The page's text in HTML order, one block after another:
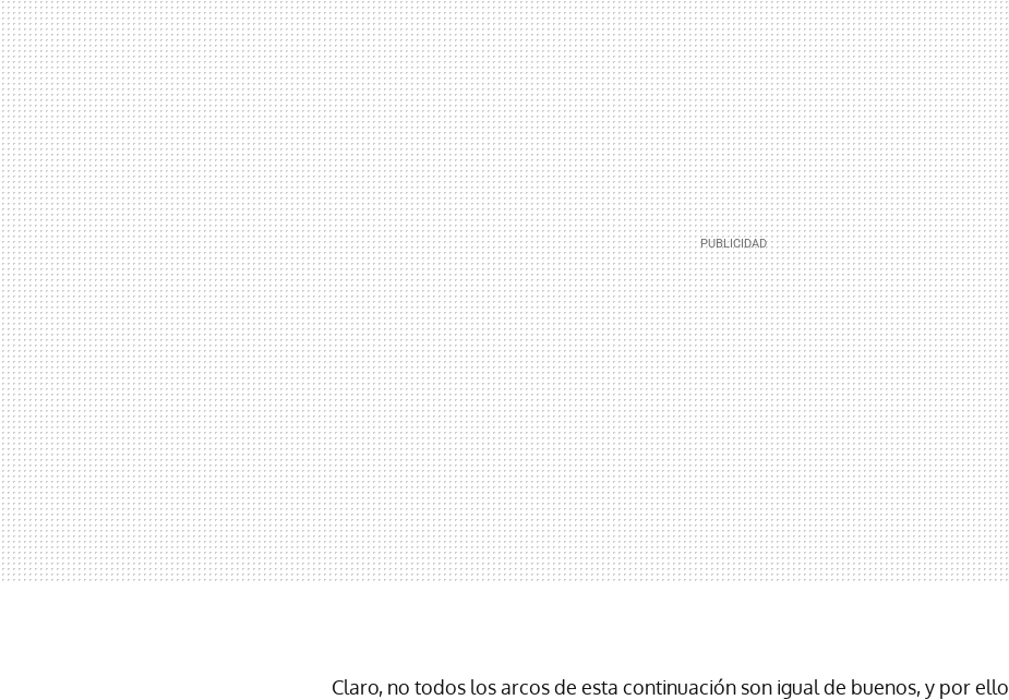
Claro, no todos los arcos de esta continuación son igual de buenos, y por ello